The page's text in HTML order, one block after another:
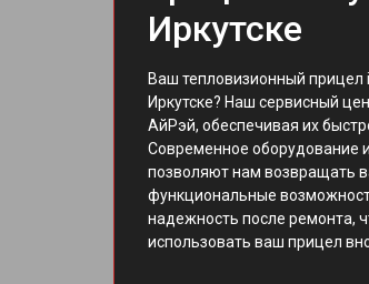
Иркутске
Ваш тепловизионный прицел
Иркутске? Наш сервисный
АйРэй, обеспечивая их
Современное оборудование
позволяют нам возвращать
функциональные
надежность после ремонта,
использовать ваш прицел